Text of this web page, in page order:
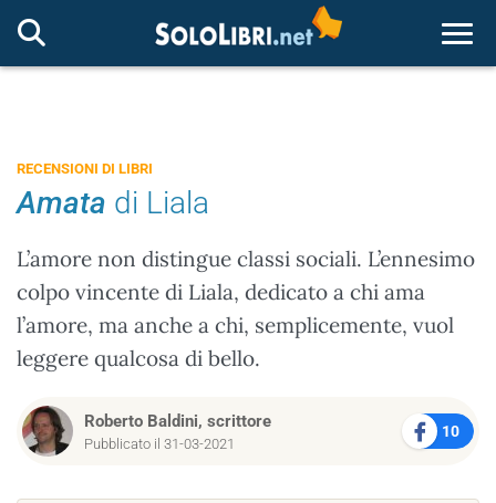
RECENSIONI DI LIBRI
Amata di Liala
L’amore non distingue classi sociali. L’ennesimo
colpo vincente di Liala, dedicato a chi ama
l’amore, ma anche a chi, semplicemente, vuol
leggere qualcosa di bello.
Roberto Baldini, scrittore
Pubblicato il 31-03-2021
10